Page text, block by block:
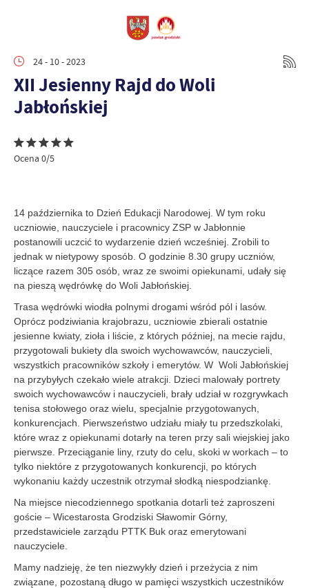
24 - 10 - 2023
XII Jesienny Rajd do Woli
Jabłońskiej
Ocena 0/5
14 października to Dzień Edukacji Narodowej. W tym roku
uczniowie, nauczyciele i pracownicy ZSP w Jabłonnie
postanowili uczcić to wydarzenie dzień wcześniej. Zrobili to
jednak w nietypowy sposób. O godzinie 8.30 grupy uczniów,
liczące razem 305 osób, wraz ze swoimi opiekunami, udały się
na pieszą wędrówkę do Woli Jabłońskiej.
Trasa wędrówki wiodła polnymi drogami wśród pól i lasów.
Oprócz podziwiania krajobrazu, uczniowie zbierali ostatnie
jesienne kwiaty, zioła i liście, z których później, na mecie rajdu,
przygotowali bukiety dla swoich wychowawców, nauczycieli,
wszystkich pracowników szkoły i emerytów. W Woli Jabłońskiej
na przybyłych czekało wiele atrakcji. Dzieci malowały portrety
swoich wychowawców i nauczycieli, brały udział w rozgrywkach
tenisa stołowego oraz wielu, specjalnie przygotowanych,
konkurencjach. Pierwszeństwo udziału miały tu przedszkolaki,
które wraz z opiekunami dotarły na teren przy sali wiejskiej jako
pierwsze. Przeciąganie liny, rzuty do celu, skoki w workach – to
tylko niektóre z przygotowanych konkurencji, po których
wykonaniu każdy uczestnik otrzymał słodką niespodziankę.
Na miejsce niecodziennego spotkania dotarli też zaproszeni
goście – Wicestarosta Grodziski Sławomir Górny,
przedstawiciele zarządu PTTK Buk oraz emerytowani
nauczyciele.
Mamy nadzieję, że ten niezwykły dzień i przeżycia z nim
związane, pozostaną długo w pamięci wszystkich uczestników